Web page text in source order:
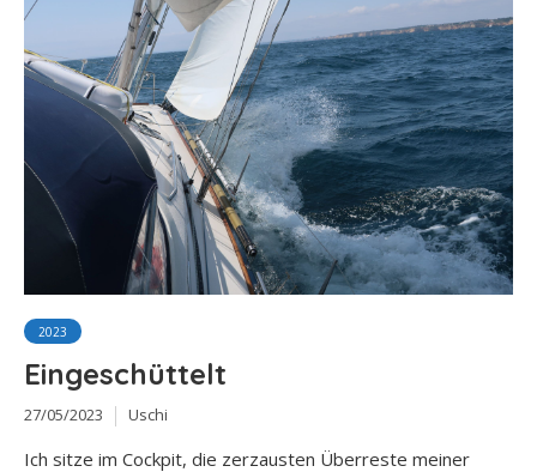
2023
Eingeschüttelt
27/05/2023 Uschi
Ich sitze im Cockpit, die zerzausten Überreste meiner